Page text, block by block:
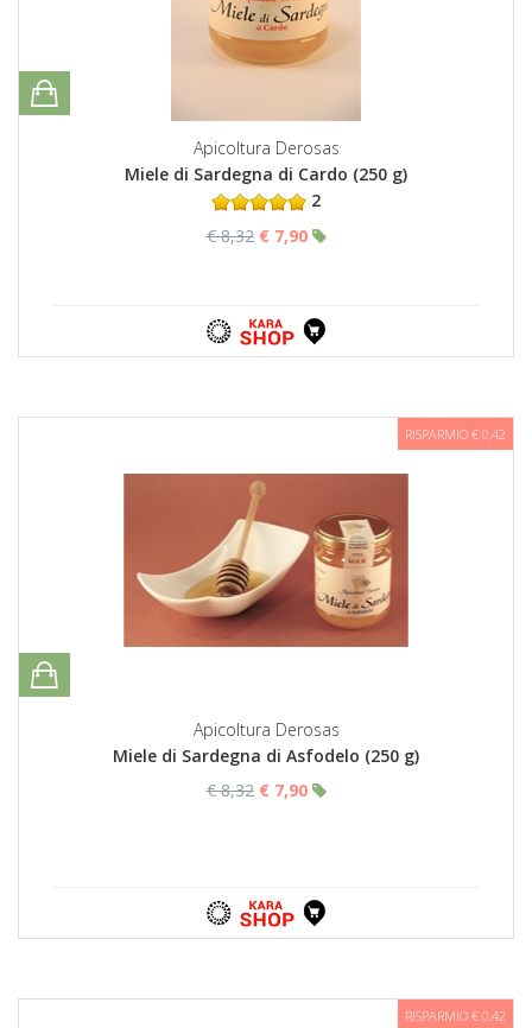
Apicoltura Derosas
Miele di Sardegna di Cardo (250 g)
2
€ 8,32 € 7,90
RISPARMIO € 0,42
Apicoltura Derosas
Miele di Sardegna di Asfodelo (250 g)
€ 8,32 € 7,90
RISPARMIO € 0,42